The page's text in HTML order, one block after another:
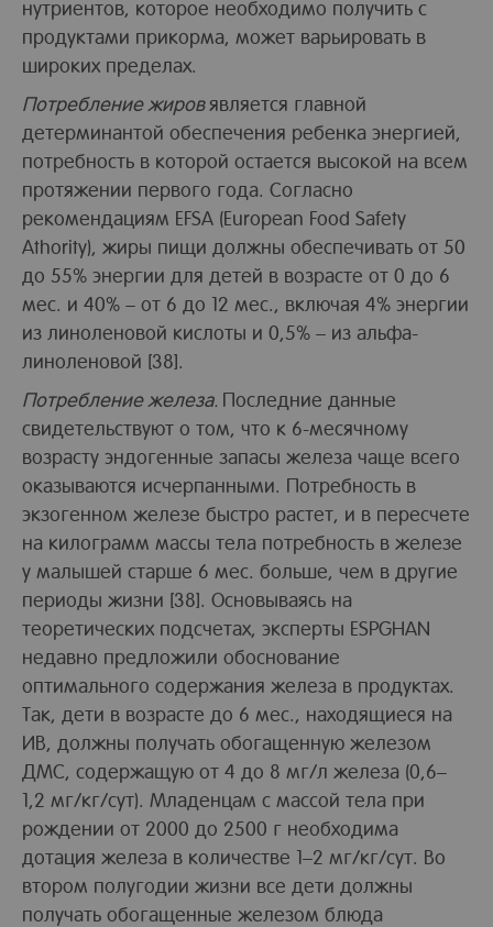
нутриентов, которое необходимо получить с
продуктами прикорма, может варьировать в
широких пределах.
Потребление жировявляется главной
детерминантой обеспечения ребенка энергией,
потребность в которой остается высокой на всем
протяжении первого года. Согласно
рекомендациям EFSA (European Food Safety
Athority), жиры пищи должны обеспечивать от 50
до 55% энергии для детей в возрасте от 0 до 6
мес. и 40% – от 6 до 12 мес., включая 4% энергии
из линоленовой кислоты и 0,5% – из альфа-
линоленовой [38].
Потребление железа. Последние данные
свидетельствуют о том, что к 6-месячному
возрасту эндогенные запасы железа чаще всего
оказываются исчерпанными. Потребность в
экзогенном железе быстро растет, и в пересчете
на килограмм массы тела потребность в железе
у малышей старше 6 мес. больше, чем в другие
периоды жизни [38]. Основываясь на
теоретических подсчетах, эксперты ESPGHAN
недавно предложили обоснование
оптимального содержания железа в продуктах.
Так, дети в возрасте до 6 мес., находящиеся на
ИВ, должны получать обогащенную железом
ДМС, содержащую от 4 до 8 мг/л железа (0,6–
1,2 мг/кг/сут). Младенцам с массой тела при
рождении от 2000 до 2500 г необходима
дотация железа в количестве 1–2 мг/кг/сут. Во
втором полугодии жизни все дети должны
получать обогащенные железом блюда